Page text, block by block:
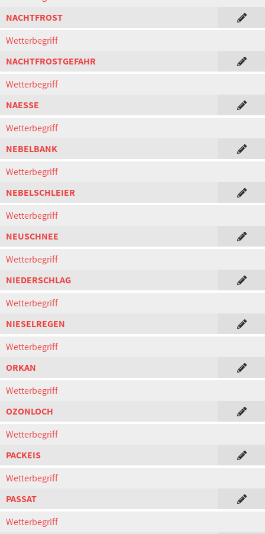
NACHTFROST
Wetterbegriff
NACHTFROSTGEFAHR
Wetterbegriff
NAESSE
Wetterbegriff
NEBELBANK
Wetterbegriff
NEBELSCHLEIER
Wetterbegriff
NEUSCHNEE
Wetterbegriff
NIEDERSCHLAG
Wetterbegriff
NIESELREGEN
Wetterbegriff
ORKAN
Wetterbegriff
OZONLOCH
Wetterbegriff
PACKEIS
Wetterbegriff
PASSAT
Wetterbegriff